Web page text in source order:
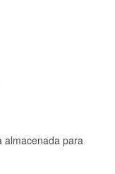
almacenada para